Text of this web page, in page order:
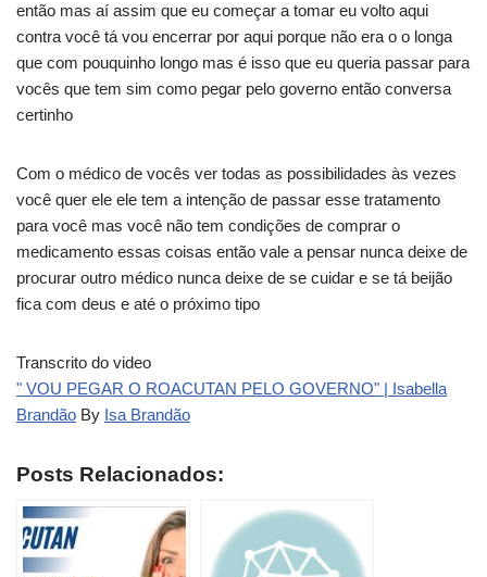
então mas aí assim que eu começar a tomar eu volto aqui
contra você tá vou encerrar por aqui porque não era o o longa
que com pouquinho longo mas é isso que eu queria passar para
vocês que tem sim como pegar pelo governo então conversa
certinho
Com o médico de vocês ver todas as possibilidades às vezes
você quer ele ele tem a intenção de passar esse tratamento
para você mas você não tem condições de comprar o
medicamento essas coisas então vale a pensar nunca deixe de
procurar outro médico nunca deixe de se cuidar e se tá beijão
fica com deus e até o próximo tipo
Transcrito do video
" VOU PEGAR O ROACUTAN PELO GOVERNO" | Isabella
Brandão By Isa Brandão
Posts Relacionados: